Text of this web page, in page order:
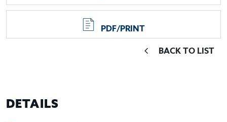
PDF/PRINT
BACK TO LIST
DETAILS